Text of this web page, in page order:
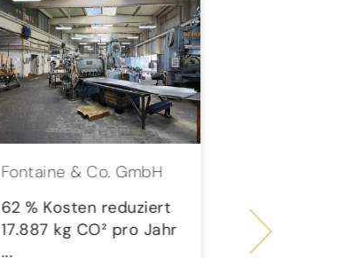
Fontaine & Co. GmbH
62 % Kosten reduziert
17.887 kg CO² pro Jahr
...
PartGmbB
58 % Kosten